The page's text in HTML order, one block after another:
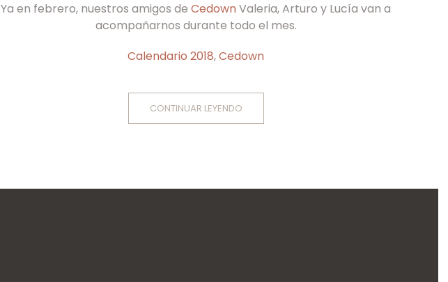
Ya en febrero, nuestros amigos de CedownValeria, Arturo y Lucía van a
acompañarnos durante todo el mes.
Calendario 2018,Cedown
CONTINUAR LEYENDO